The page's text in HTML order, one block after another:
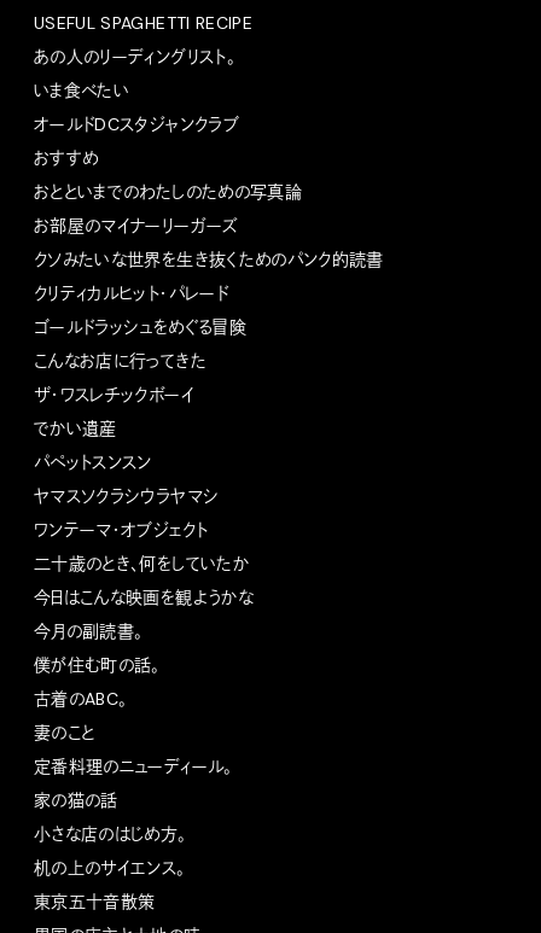
USEFUL SPAGHETTI RECIPE
あの人のリーディングリスト。
いま食べたい
オールドDCスタジャンクラブ
おすすめ
おとといまでのわたしのための写真論
お部屋のマイナーリーガーズ
クソみたいな世界を生き抜くためのパンク的読書
クリティカルヒット・パレード
ゴールドラッシュをめぐる冒険
こんなお店に行ってきた
ザ・ワスレチックボーイ
でかい遺産
パペットスンスン
ヤマスソクラシウラヤマシ
ワンテーマ・オブジェクト
二十歳のとき、何をしていたか
今日はこんな映画を観ようかな
今月の副読書。
僕が住む町の話。
古着のABC。
妻のこと
定番料理のニューディール。
家の猫の話
小さな店のはじめ方。
机の上のサイエンス。
東京五十音散策